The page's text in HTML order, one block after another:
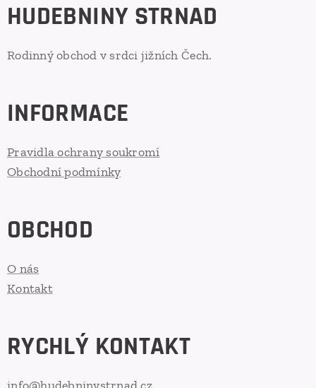
HUDEBNINY STRNAD
Rodinný obchod v srdci jižních Čech.
INFORMACE
Pravidla ochrany soukromí
Obchodní podmínky
OBCHOD
O nás
Kontakt
RYCHLÝ KONTAKT